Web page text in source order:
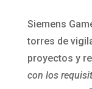
Siemens
torres de
proyectos y
con los